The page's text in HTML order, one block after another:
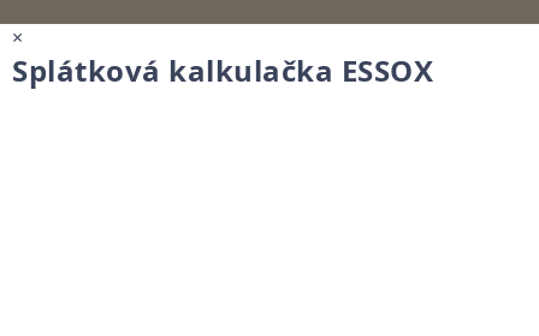
×
Splátková kalkulačka ESSOX